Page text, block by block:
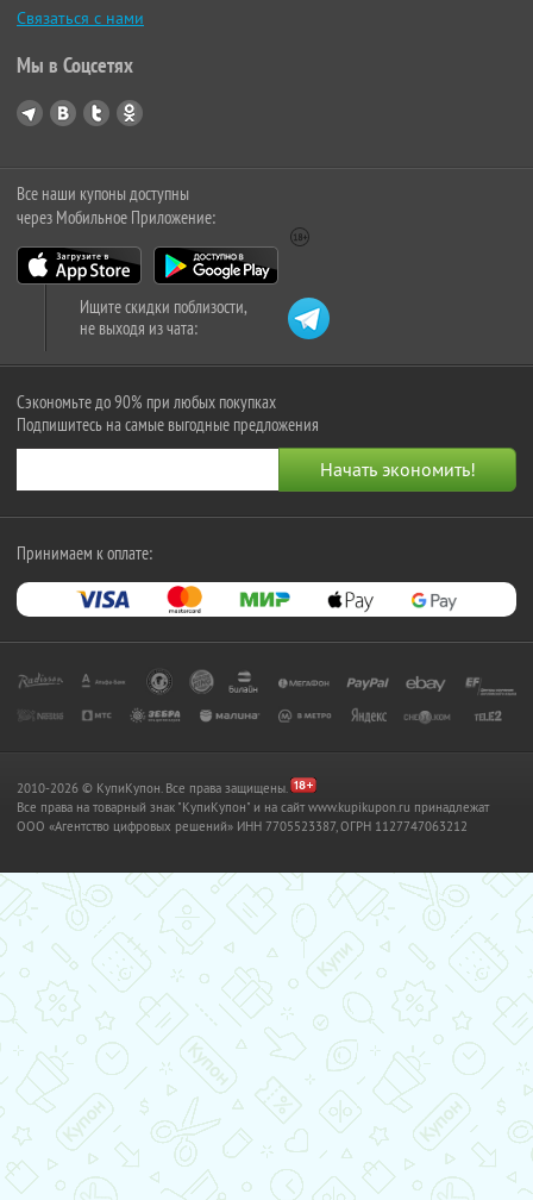
Связаться с нами
Мы в Соцсетях
Все наши купоны доступны
через Мобильное Приложение:
Ищите скидки поблизости,
не выходя из чата:
Сэкономьте до 90% при любых покупках
Подпишитесь на самые выгодные предложения
Принимаем к оплате:
2010-2026 © КупиКупон. Все права защищены.
Все права на товарный знак "КупиКупон" и на сайт www.kupikupon.ru принадлежат
OOO «Агентство цифровых решений» ИНН 7705523387, ОГРН 1127747063212